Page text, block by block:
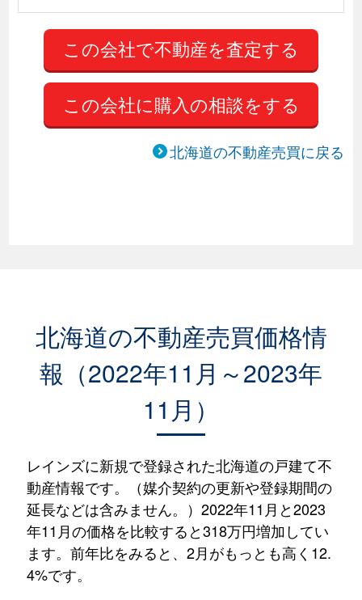
この会社に購入の相談をする
北海道の不動産売買に戻る
北海道の不動産売買価格情
報（2022年11月～2023年
11月）
レインズに新規で登録された北海道の戸建て不
動産情報です。（媒介契約の更新や登録期間の
延長などは含みません。）2022年11月と2023
年11月の価格を比較すると318万円増加してい
ます。前年比をみると、2月がもっとも高く12.
4%です。